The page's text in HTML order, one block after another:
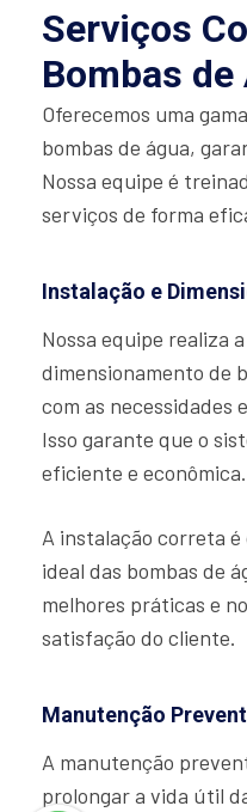
Serviços
Bombas de
Oferecemos uma
bombas de água,
Nossa equipe é
serviços de forma
Instalação e
Nossa equipe realiza
dimensionamento de
com as necessidades
Isso garante que o
eficiente e econômica.
A instalação correta
ideal das bombas de
melhores práticas e
satisfação do cliente.
Manutenção
A manutenção
prolongar a vida útil